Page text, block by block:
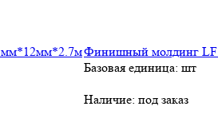
Финишный молдинг
Базовая единица: шт
Наличие: под заказ